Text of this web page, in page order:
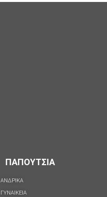
ΠΑΠΟΥΤΣΙΑ
ΑΝΔΡΙΚΑ
ΓΥΝΑΙΚΕΙΑ